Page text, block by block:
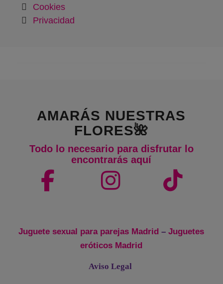
Cookies
Privacidad
AMARÁS NUESTRAS
FLORES🌺
Todo lo necesario para disfrutar lo
encontrarás aquí
Juguete sexual para parejas Madrid –Juguetes
eróticos Madrid
Aviso Legal